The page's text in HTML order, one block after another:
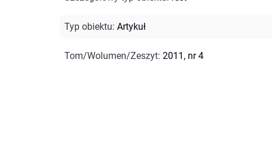
Typ obiektu: Artykuł
Tom/Wolumen/Zeszyt: 2011, nr 4